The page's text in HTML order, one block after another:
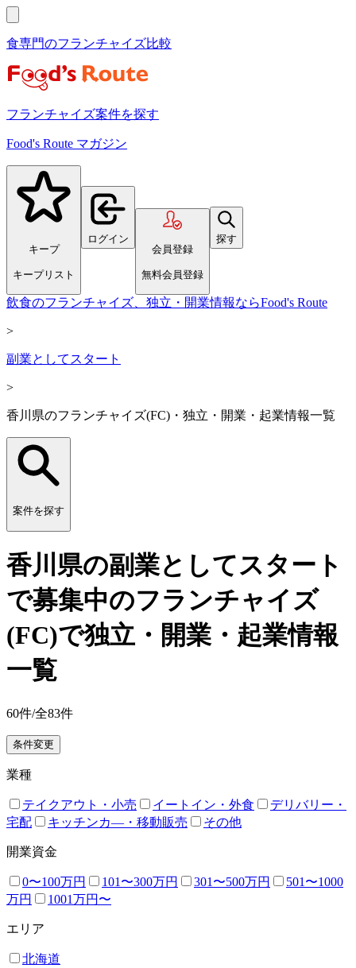
食専門のフランチャイズ比較
フランチャイズ案件を探す
Food's Route マガジン
キープ
キープリスト
ログイン
会員登録
無料会員登録
探す
飲食のフランチャイズ、独立・開業情報ならFood's Route
>
副業としてスタート
>
香川県のフランチャイズ(FC)・独立・開業・起業情報一覧
案件を探す
香川県の副業としてスタート
で募集中のフランチャイズ
(FC)で独立・開業・起業情報
一覧
60件/全83件
条件変更
業種
テイクアウト・小売 イートイン・外食
デリバリー・
宅配
キッチンカ―・移動販売 その他
開業資金
0〜100万円 101〜300万円 301〜500万円
501〜1000
万円
1001万円〜
エリア
北海道